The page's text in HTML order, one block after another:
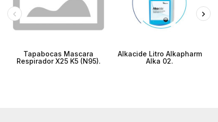
Tapabocas Mascara
Respirador X25 K5 (N95).
Alkacide Litro Alkapharm
Alka 02.